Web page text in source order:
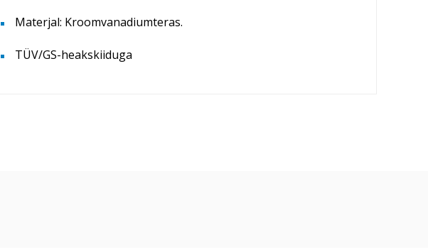
Materjal: Kroomvanadiumteras.
TÜV/GS-heakskiiduga